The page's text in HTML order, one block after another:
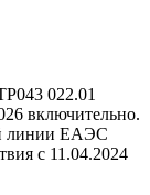
022.01
включительно.
линии ЕАЭС
с 11.04.2024